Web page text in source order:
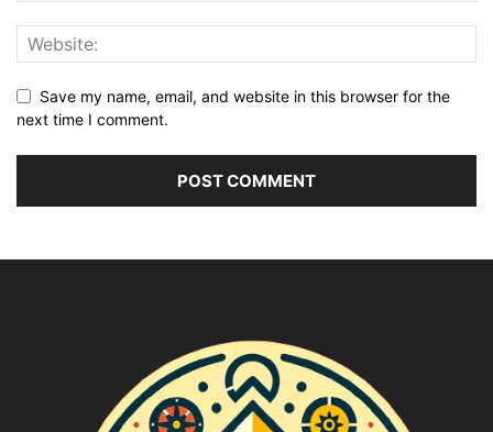
Save my name, email, and website in this browser for the
next time I comment.